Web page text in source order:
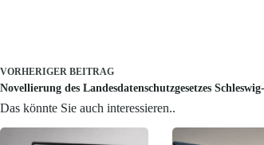
VORHERIGER BEITRAG
Novellierung des Landesdatenschutzgesetzes
Das könnte Sie auch interessieren..